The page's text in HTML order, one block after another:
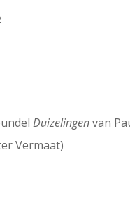
Duizelingenvan
Vermaat)